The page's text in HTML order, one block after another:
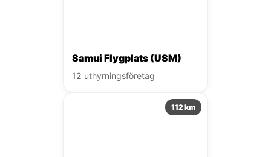
Samui Flygplats (USM)
12 uthyrningsföretag
112 km